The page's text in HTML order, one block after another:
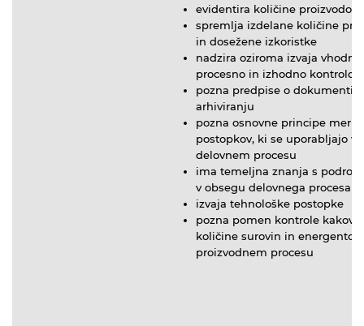
evidentira količine proizvodov
spremlja izdelane količine
in dosežene izkoristke
nadzira oziroma izvaja vhodno,
procesno in izhodno kontrolo
pozna predpise o
arhiviranju
pozna osnovne principe
postopkov, ki se uporabljajo v
delovnem procesu
ima temeljna znanja s
v obsegu delovnega procesa
izvaja tehnološke postopke
pozna pomen kontrole
količine surovin in energentov
proizvodnem procesu